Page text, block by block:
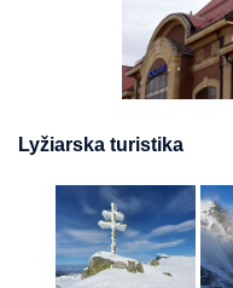
Lyžiarska turistika